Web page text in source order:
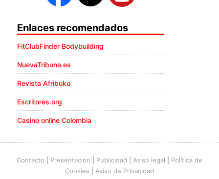
Enlaces recomendados
FitClubFinder Bodybuilding
NuevaTribuna.es
Revista Afribuku
Escritores.org
Casino online Colombia
Contacto Presentación Publicidad Aviso legal
Política de
Cookies
Aviso de Privacidad